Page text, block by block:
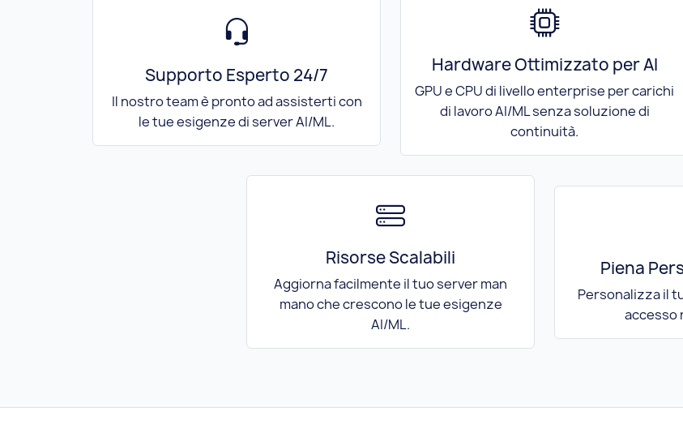
Supporto Esperto 24/7
Il nostro team è pronto ad assisterti con
le tue esigenze di server AI/ML.
Hardware Ottimizzato per AI
GPU e CPU di livello enterprise per carichi
di lavoro AI/ML senza soluzione di
continuità.
Risorse Scalabili
Aggiorna facilmente il tuo server man
mano che crescono le tue esigenze
AI/ML.
Piena
Personalizza il
accesso